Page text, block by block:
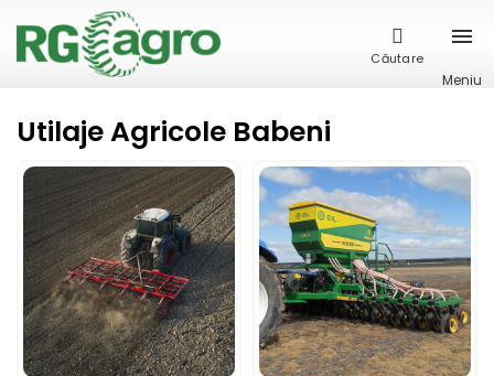
Căutare
Meniu
Utilaje Agricole Babeni